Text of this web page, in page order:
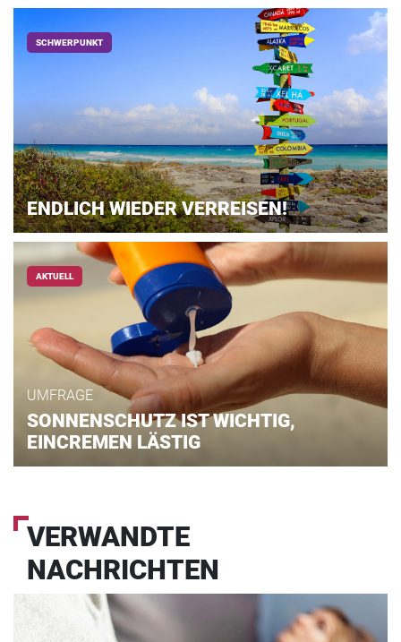
SCHWERPUNKT
ENDLICH WIEDER VERREISEN!
AKTUELL
UMFRAGE
SONNENSCHUTZ IST WICHTIG,
EINCREMEN LÄSTIG
VERWANDTE
NACHRICHTEN